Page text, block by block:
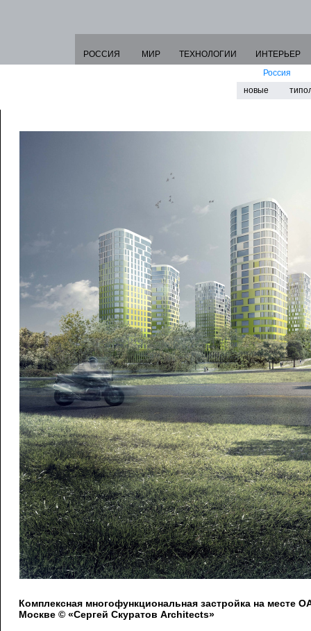
РОССИЯ МИР ТЕХНОЛОГИИ
ИНТЕРЬЕР
Россия
новые
Комплексная многофункциональная застройка на месте
Москве © «Сергей Скуратов Architects»